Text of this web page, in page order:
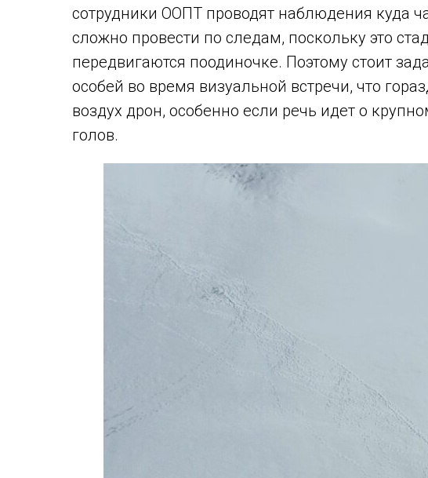
сотрудники ООПТ проводят наблюдения куда
сложно провести по следам, поскольку это
передвигаются поодиночке. Поэтому стоит
особей во время визуальной встречи, что
воздух дрон, особенно если речь идет о
голов.